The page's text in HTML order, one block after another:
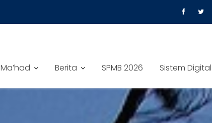
Ma’had Berita SPMB 2026 Sistem Digital